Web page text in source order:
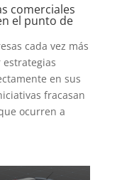
comerciales
el punto de
cada vez más
en sus
fracasan
ocurren a